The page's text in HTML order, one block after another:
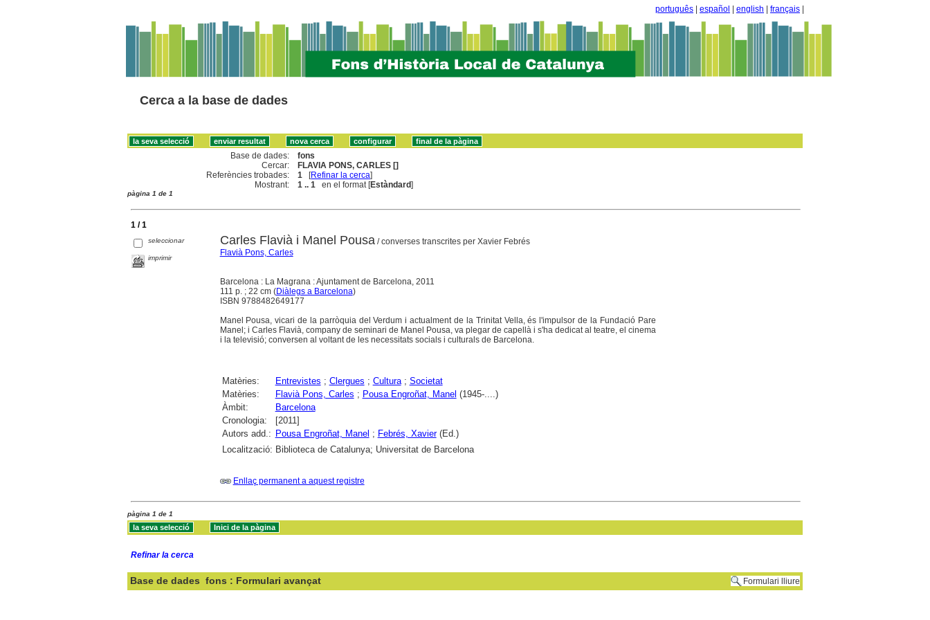
português español english français
Cerca a la base de dades
Base de dades:
fons
Cercar:
FLAVIA PONS, CARLES []
Referències trobades:
1 [Refinar la cerca]
Mostrant:
1 .. 1 en el format [Estàndard]
pàgina 1 de 1
1 / 1
seleccionar
imprimir
Carles Flavià i Manel Pousa/ converses transcrites per Xavier Febrés
Flavià Pons, Carles
Barcelona : La Magrana : Ajuntament de Barcelona, 2011
111 p. ; 22 cm (Diàlegs a Barcelona)
ISBN 9788482649177
Manel Pousa, vicari de la parròquia del Verdum i actualment de la Trinitat Vella, és l'impulsor de la Fundació Pare
Manel; i Carles Flavià, company de seminari de Manel Pousa, va plegar de capellà i s'ha dedicat al teatre, el cinema
i la televisió; conversen al voltant de les necessitats socials i culturals de Barcelona.
Matèries: Entrevistes ; Clergues ; Cultura; Societat
Matèries:
Flavià Pons, Carles ; Pousa Engroñat, Manel (1945-....)
Àmbit:
Barcelona
Cronologia:
[2011]
Autors add.: Pousa Engroñat, Manel ; Febrés, Xavier(Ed.)
Localització: Biblioteca de Catalunya; Universitat de Barcelona
Enllaç permanent a aquest registre
pàgina 1 de 1
Refinar la cerca
Base de dades fons : Formulari avançat Formulari lliure